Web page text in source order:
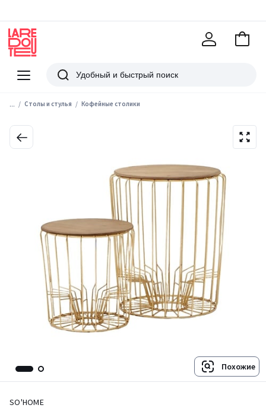
Меню
Redoute
Поиск
В
... Столы и стулья Кофейные столики
Похожие
SO'HOME